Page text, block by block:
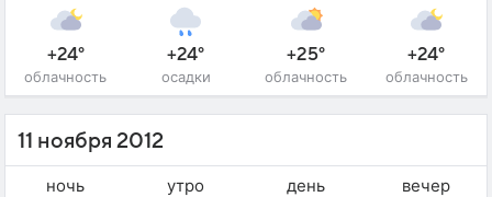
+24°
облачность
+24°
осадки
+25°
облачность
+24°
облачность
11 ноября 2012
ночь утро день вечер